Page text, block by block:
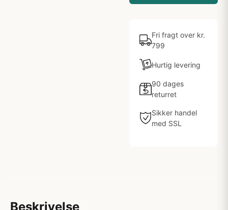
Fri fragt over kr.
799
Hurtig levering
90 dages
returret
Sikker handel
med SSL
Beskrivelse